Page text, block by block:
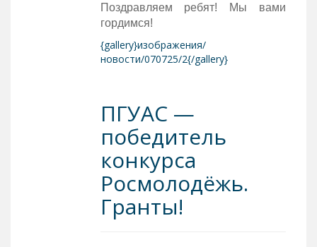
Поздравляем ребят! Мы вами
гордимся!
{gallery}изображения/
новости/070725/2{/gallery}
ПГУАС —
победитель
конкурса
Росмолодёжь.
Гранты!